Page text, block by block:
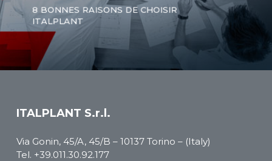
8 BONNES RAISONS DE CHOISIR
ITALPLANT
ITALPLANT S.r.l.
Via Gonin, 45/A, 45/B – 10137 Torino – (Italy)
Tel. +39.011.30.92.177